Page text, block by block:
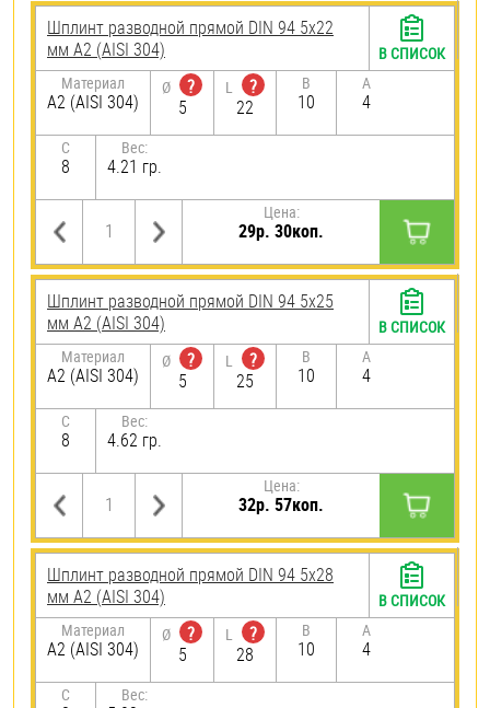
Шплинт разводной прямой DIN 94 5х22
мм А2 (AISI 304)
Материал
А2 (AISI 304)
Ø
?
5
L
?
22
B
10
A
4
C
8
Вес:
4.21 гр.
Цена:
29р. 30коп.
В СПИСОК
Шплинт разводной прямой DIN 94 5х25
мм А2 (AISI 304)
Материал
А2 (AISI 304)
Ø
?
5
L
?
25
B
10
A
4
C
8
Вес:
4.62 гр.
Цена:
32р. 57коп.
В СПИСОК
Шплинт разводной прямой DIN 94 5х28
мм А2 (AISI 304)
Материал
А2 (AISI 304)
Ø
?
5
L
?
28
B
10
A
4
C Вес:
В СПИСОК